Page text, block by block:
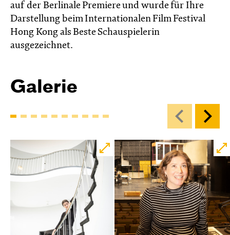
auf der Berlinale Premiere und wurde für Ihre
Darstellung beim Internationalen Film Festival
Hong Kong als Beste Schauspielerin
ausgezeichnet.
Galerie